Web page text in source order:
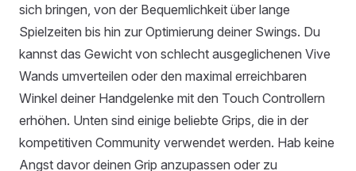
sich bringen, von der Bequemlichkeit über lange
Spielzeiten bis hin zur Optimierung deiner Swings. Du
kannst das Gewicht von schlecht ausgeglichenen Vive
Wands umverteilen oder den maximal erreichbaren
Winkel deiner Handgelenke mit den Touch Controllern
erhöhen. Unten sind einige beliebte Grips, die in der
kompetitiven Community verwendet werden. Hab keine
Angst davor deinen Grip anzupassen oder zu